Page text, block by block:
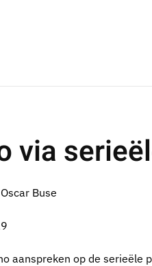
via
Buse
aanspreken op de serieële